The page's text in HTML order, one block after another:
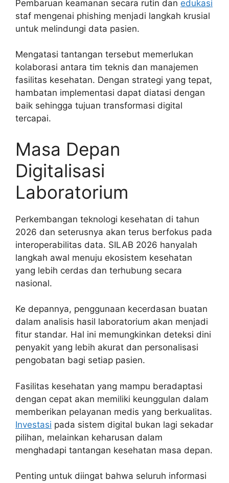
Pembaruan keamanan secara rutin dan edukasi
staf mengenai phishing menjadi langkah krusial
untuk melindungi data pasien.
Mengatasi tantangan tersebut memerlukan
kolaborasi antara tim teknis dan manajemen
fasilitas kesehatan. Dengan strategi yang tepat,
hambatan implementasi dapat diatasi dengan
baik sehingga tujuan transformasi digital
tercapai.
Masa Depan
Digitalisasi
Laboratorium
Perkembangan teknologi kesehatan di tahun
2026 dan seterusnya akan terus berfokus pada
interoperabilitas data. SILAB 2026 hanyalah
langkah awal menuju ekosistem kesehatan
yang lebih cerdas dan terhubung secara
nasional.
Ke depannya, penggunaan kecerdasan buatan
dalam analisis hasil laboratorium akan menjadi
fitur standar. Hal ini memungkinkan deteksi dini
penyakit yang lebih akurat dan personalisasi
pengobatan bagi setiap pasien.
Fasilitas kesehatan yang mampu beradaptasi
dengan cepat akan memiliki keunggulan dalam
memberikan pelayanan medis yang berkualitas.
Investasi pada sistem digital bukan lagi sekadar
pilihan, melainkan keharusan dalam
menghadapi tantangan kesehatan masa depan.
Penting untuk diingat bahwa seluruh informasi